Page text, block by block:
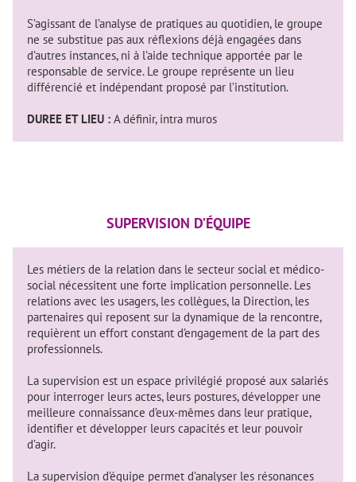
S’agissant de l’analyse de pratiques au quotidien, le groupe
ne se substitue pas aux réflexions déjà engagées dans
d’autres instances, ni à l’aide technique apportée par le
responsable de service. Le groupe représente un lieu
différencié et indépendant proposé par l’institution.
DUREE ET LIEU : A définir, intra muros
SUPERVISION D’ÉQUIPE
Les métiers de la relation dans le secteur social et médico-
social nécessitent une forte implication personnelle. Les
relations avec les usagers, les collègues, la Direction, les
partenaires qui reposent sur la dynamique de la rencontre,
requièrent un effort constant d’engagement de la part des
professionnels.
La supervision est un espace privilégié proposé aux salariés
pour interroger leurs actes, leurs postures, développer une
meilleure connaissance d’eux-mêmes dans leur pratique,
identifier et développer leurs capacités et leur pouvoir
d’agir.
La supervision d’équipe permet d’analyser les résonances